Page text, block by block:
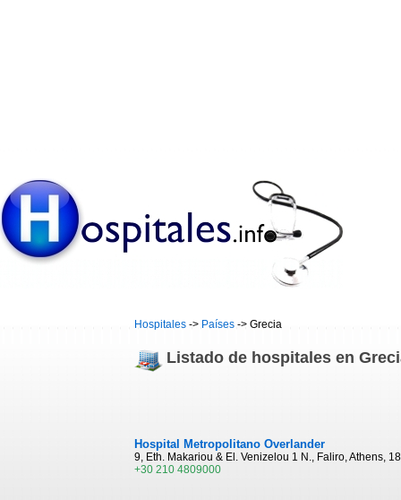
Hospitales -> Países -> Grecia
Listado de hospitales en
Hospital Metropolitano Overlander
9, Eth. Makariou & El. Venizelou 1 N., Faliro, Athens,
+30 210 4809000